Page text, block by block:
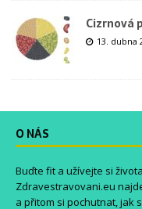
Cizrnová
13. dubna
O NÁS
Buďte fit a užívejte si
Zdravestravovani.eu
a přitom si pochutnat, jak